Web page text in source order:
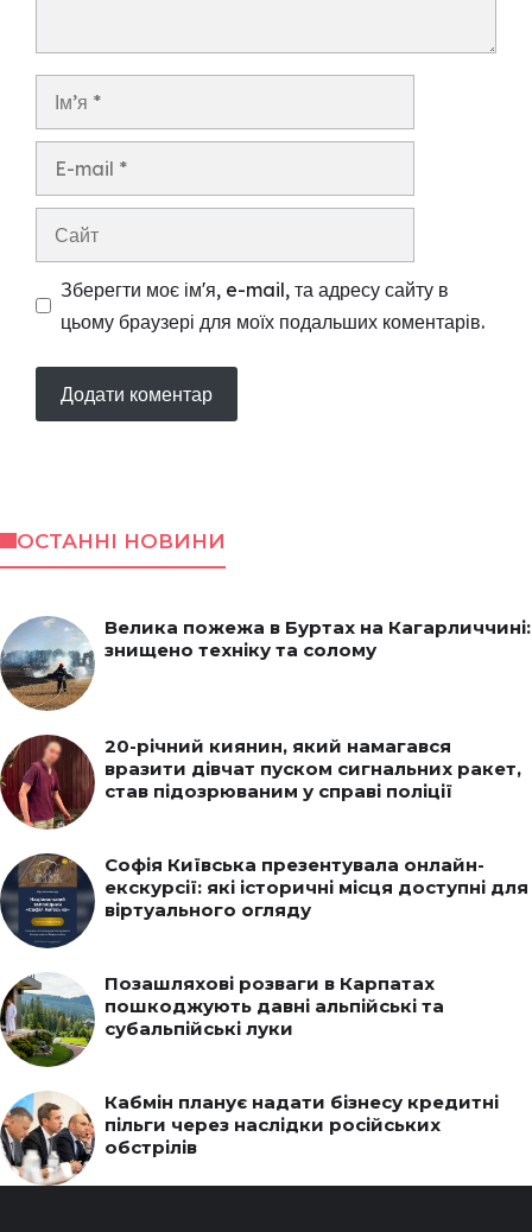
Зберегти моє ім'я, e-mail, та адресу сайту в
цьому браузері для моїх подальших коментарів.
ОСТАННІ НОВИНИ
Велика пожежа в Буртах на Кагарличчині:
знищено техніку та солому
20-річний киянин, який намагався
вразити дівчат пуском сигнальних ракет,
став підозрюваним у справі поліції
Софія Київська презентувала онлайн-
екскурсії: які історичні місця доступні для
віртуального огляду
Позашляхові розваги в Карпатах
пошкоджують давні альпійські та
субальпійські луки
Кабмін планує надати бізнесу кредитні
пільги через наслідки російських
обстрілів